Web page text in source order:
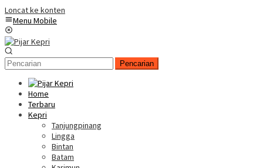
Loncat ke konten
Menu Mobile
Pencarian
Home
Terbaru
Kepri
Tanjungpinang
Lingga
Bintan
Batam